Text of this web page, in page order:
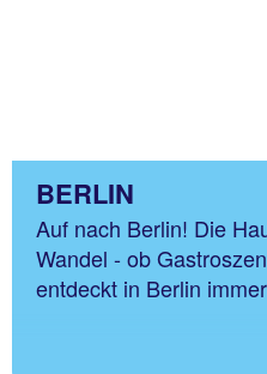
BERLIN
Auf nach Berlin! Die
Wandel - ob
entdeckt in Berlin